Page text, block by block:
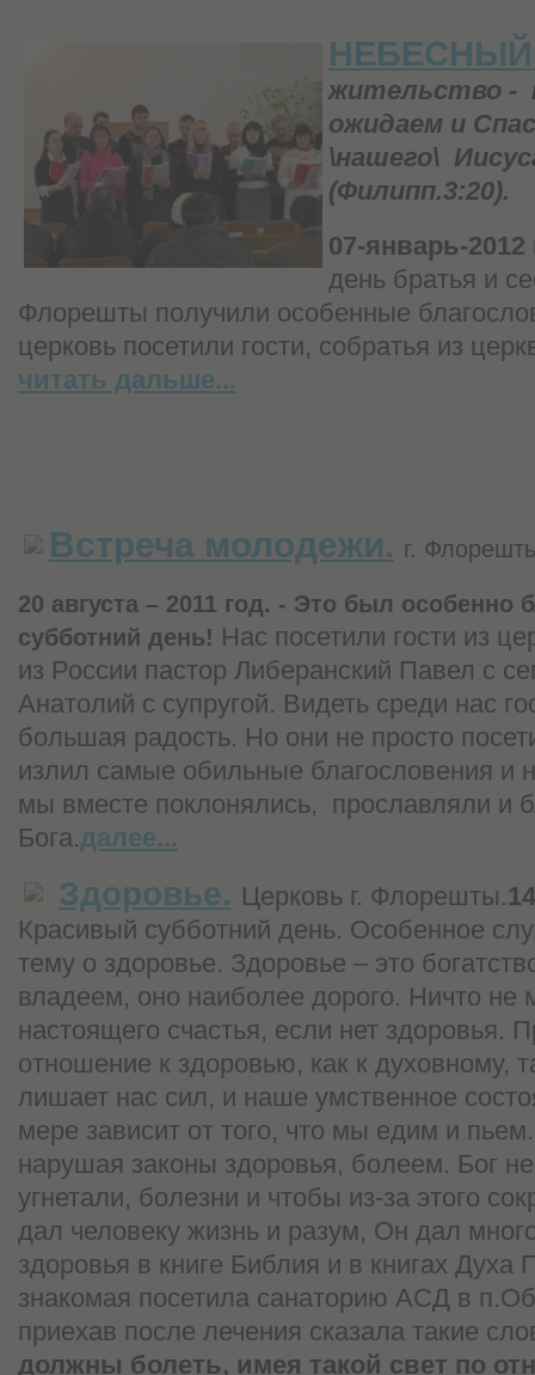
жительство -
ожидаем и
\нашего\
(Филипп.3:20).
07-январь-2012
день братья и
Флорешты получили особенные
церковь посетили гости, собратья из
читать дальше...
Встреча молодежи. г.
20 августа – 2011 год. - Это был особенно
субботний день! Нас посетили гости из
из России пастор Либеранский Павел с
Анатолий с супругой. Видеть среди нас
большая радость. Но они не просто
излил самые обильные благословения и
мы вместе поклонялись,
прославляли и
Бога.далее...
Здоровье. Церковь г. Флорешты.
Красивый субботний день. Особенное
тему о здоровье. Здоровье – это
владеем, оно наиболее дорого. Ничто не
настоящего счастья, если нет здоровья.
отношение к здоровью, как к духовному,
лишает нас сил, и наше умственное
мере зависит от того, что мы едим и
нарушая законы здоровья, болеем. Бог
угнетали, болезни и чтобы из-за этого
дал человеку жизнь и разум, Он дал
здоровья в книге Библия и в книгах Духа
знакомая посетила санаторию АСД в
приехав после лечения сказала такие
должны болеть, имея такой свет по